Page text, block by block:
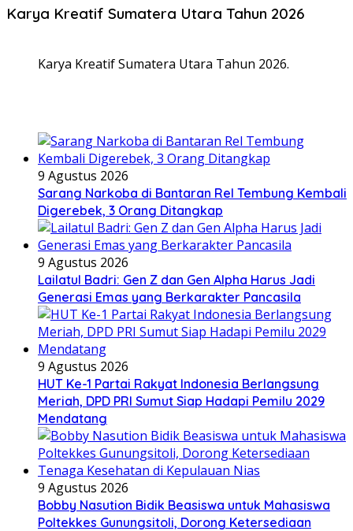
Karya Kreatif Sumatera Utara Tahun 2026
Karya Kreatif Sumatera Utara Tahun 2026.
9 Agustus 2026
Sarang Narkoba di Bantaran Rel Tembung Kembali
Digerebek, 3 Orang Ditangkap
9 Agustus 2026
Lailatul Badri: Gen Z dan Gen Alpha Harus Jadi
Generasi Emas yang Berkarakter Pancasila
9 Agustus 2026
HUT Ke-1 Partai Rakyat Indonesia Berlangsung
Meriah, DPD PRI Sumut Siap Hadapi Pemilu 2029
Mendatang
9 Agustus 2026
Bobby Nasution Bidik Beasiswa untuk Mahasiswa
Poltekkes Gunungsitoli, Dorong Ketersediaan